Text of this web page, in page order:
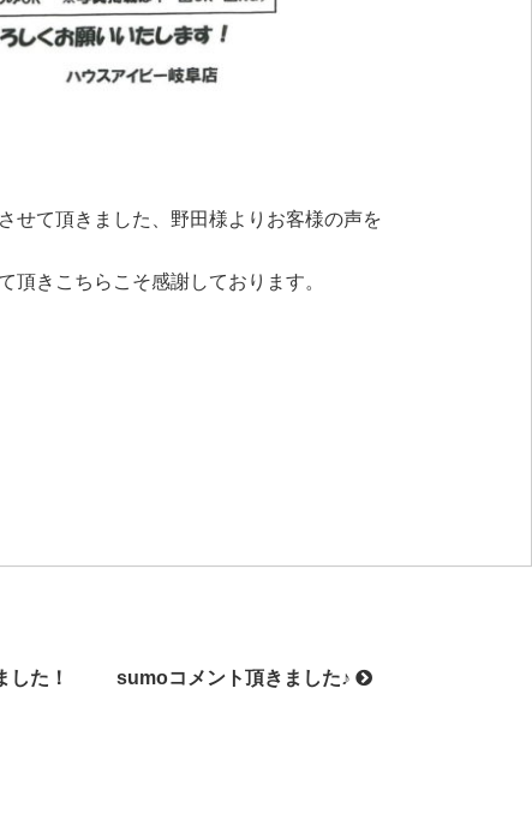
せて頂きました、野田様よりお客様の声を
頂きこちらこそ感謝しております。
した！ sumoコメント頂きました♪